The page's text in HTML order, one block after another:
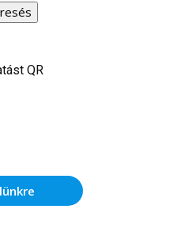
QR